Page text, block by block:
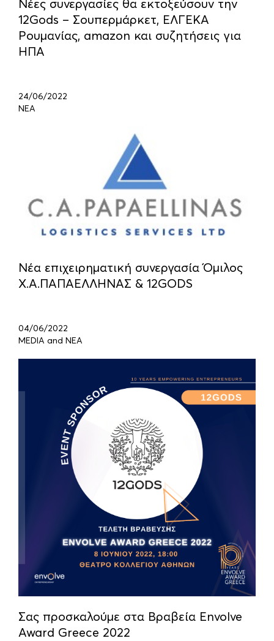
Νέες συνεργασίες θα εκτοξεύσουν την
12Gods – Σουπερμάρκετ, ΕΛΓΕΚΑ
Ρουμανίας, amazon και συζητήσεις για
ΗΠΑ
24/06/2022
ΝΕΑ
Νέα επιχειρηματική συνεργασία Όμιλος
Χ.Α.ΠΑΠΑΕΛΛΗΝΑΣ & 12GODS
04/06/2022
MEDIA and ΝΕΑ
Σας προσκαλούμε στα Βραβεία Envolve
Award Greece 2022